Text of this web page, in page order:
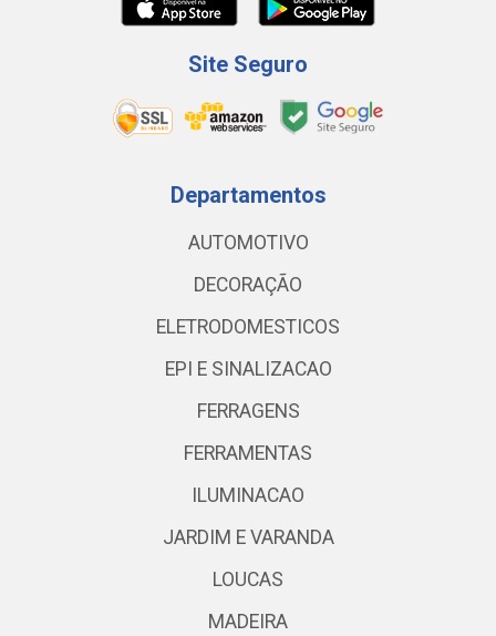
Site Seguro
Departamentos
AUTOMOTIVO
DECORAÇÃO
ELETRODOMESTICOS
EPI E SINALIZACAO
FERRAGENS
FERRAMENTAS
ILUMINACAO
JARDIM E VARANDA
LOUCAS
MADEIRA